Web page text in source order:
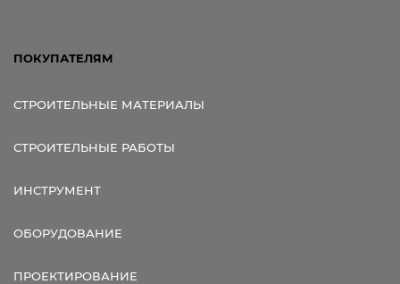
ПОКУПАТЕЛЯМ
СТРОИТЕЛЬНЫЕ МАТЕРИАЛЫ
СТРОИТЕЛЬНЫЕ РАБОТЫ
ИНСТРУМЕНТ
ОБОРУДОВАНИЕ
ПРОЕКТИРОВАНИЕ